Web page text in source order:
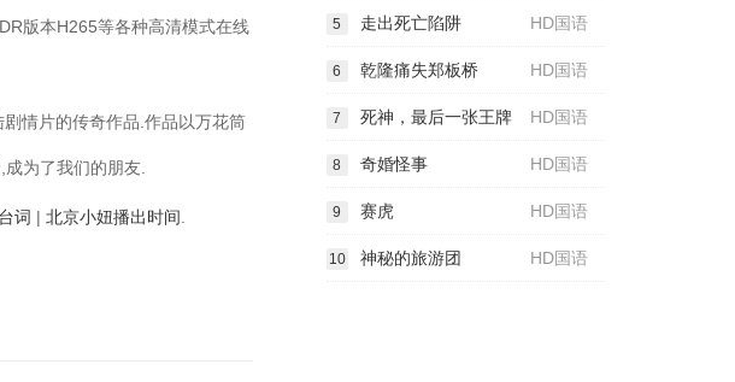
版本H265等各种高清模式在线
情片的传奇作品.作品以万花筒
为了我们的朋友.
词 | 北京小妞播出时间
HD国语
5 走出死亡陷阱
HD国语
6 乾隆痛失郑板桥
HD国语
7 死神，最后一张王牌
HD国语
8 奇婚怪事
HD国语
9 赛虎
HD国语
10 神秘的旅游团